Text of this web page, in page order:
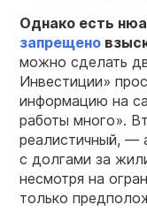
Однако есть
запрещено
можно сделать
Инвестиции»
информацию на
работы много».
реалистичный, —
с долгами за
несмотря на
только